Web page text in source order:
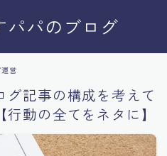
パパのブログ
運営
グ記事の構成を考えて
動の全てをネタに】